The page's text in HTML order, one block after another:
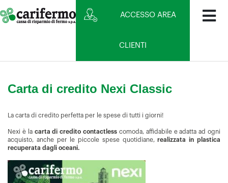
ACCESSO AREA
CLIENTI
Carta di credito Nexi Classic
La carta di credito perfetta per le spese di tutti i giorni!
Nexi è lacarta di credito contactless comoda, affidabile e adatta ad ogni
acquisto, anche per le piccole spese quotidiane,realizzata in plastica
recuperata dagli oceani.